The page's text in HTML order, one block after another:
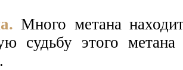
Много метана
судьбу этого